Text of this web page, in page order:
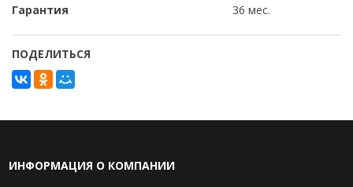
Гарантия
36 мес.
ПОДЕЛИТЬСЯ
ИНФОРМАЦИЯ О КОМПАНИИ